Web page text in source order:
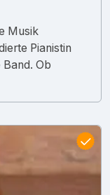
Musik
Pianistin
Ob